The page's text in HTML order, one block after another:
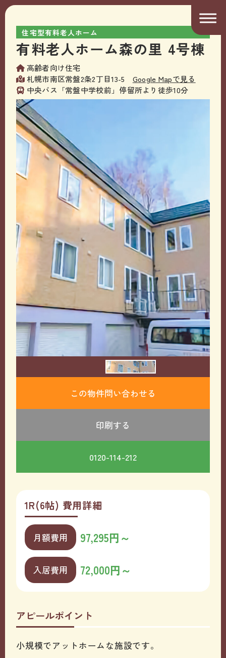
住宅型有料老人ホーム
有料老人ホーム森の里 4号棟
高齢者向け住宅
札幌市南区常盤2条2丁目13-5 Google Mapで見る
中央バス「常盤中学校前」停留所より徒歩10分
この物件問い合わせる
印刷する
0120-114-212
1R(6帖) 費用詳細
月額費用 97,295円～
入居費用 72,000円～
アピールポイント
小規模でアットホームな施設です。